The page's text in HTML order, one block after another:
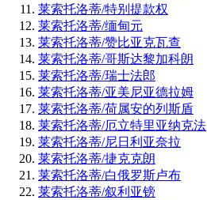
莱索托洛蒂/特别提款权
莱索托洛蒂/缅甸元
莱索托洛蒂/赞比亚克瓦查
莱索托洛蒂/哥斯达黎加科朗
莱索托洛蒂/瑞士法郎
莱索托洛蒂/亚美尼亚德拉姆
莱索托洛蒂/荷属安的列斯盾
莱索托洛蒂/厄立特里亚纳克法
莱索托洛蒂/尼日利亚奈拉
莱索托洛蒂/捷克克朗
莱索托洛蒂/白俄罗斯卢布
莱索托洛蒂/叙利亚镑